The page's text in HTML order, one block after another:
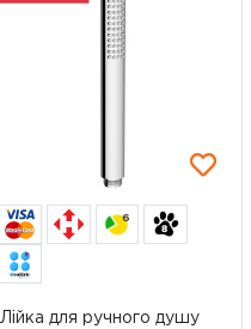
6
Лійка для ручного душу